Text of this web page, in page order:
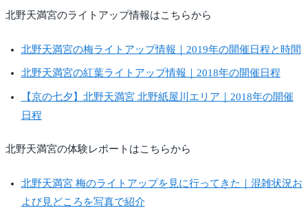
北野天満宮のライトアップ情報はこちらから
北野天満宮の梅ライトアップ情報｜2019年の開催日程と時間
北野天満宮の紅葉ライトアップ情報｜2018年の開催日程
【京の七夕】北野天満宮 北野紙屋川エリア｜2018年の開催
日程
北野天満宮の体験レポートはこちらから
北野天満宮 梅のライトアップを見に行ってきた｜混雑状況お
よび見どころを写真で紹介